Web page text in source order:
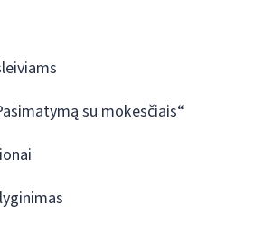
su mokesčiais“